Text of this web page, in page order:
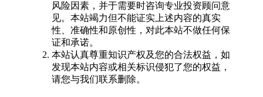
风险因素，并于需要时咨询专业投资顾问意
见。本站竭力但不能证实上述内容的真实
性、准确性和原创性，对此本站不做任何保
证和承诺。
本站认真尊重知识产权及您的合法权益，如
发现本站内容或相关标识侵犯了您的权益，
请您与我们联系删除。